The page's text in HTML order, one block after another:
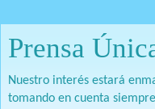
Prensa
Nuestro interés estará
tomando en cuenta